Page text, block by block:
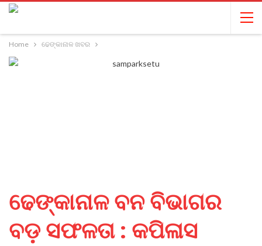
Home ଢେଙ୍କାନାଳ ଖବର
ଢେଙ୍କାନାଳ ବନ ବିଭାଗର
ବଡ଼ ସଫଳତା : କପିଳାସ